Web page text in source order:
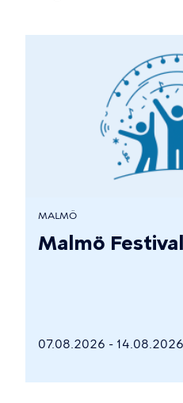
MALMÖ
Malmö Festival
07.08.2026 - 14.08.2026